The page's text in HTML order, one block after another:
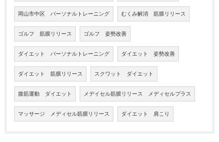
岡山市中区 パーソナルトレーニング むくみ解消 筋膜リリース
ゴルフ 筋膜リリース ゴルフ 姿勢改善
ダイエット パーソナルトレーニング ダイエット 姿勢改善
ダイエット 筋膜リリース スクワット ダイエット
腹筋運動 ダイエット メデイセル筋膜リリース メディセルプラス
マッサージ メディセル筋膜リリース ダイエット 肩こり